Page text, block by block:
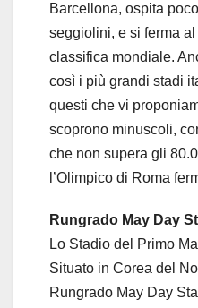
Barcellona, ospita
seggiolini, e si ferma al
classifica mondiale.
così i più grandi stadi
questi che vi
scoprono minuscoli,
che non supera gli
l’Olimpico di Roma
Rungrado May Day
Lo Stadio del Primo
Situato in Corea del
Rungrado May Day